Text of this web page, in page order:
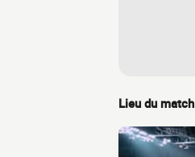
Lieu du match